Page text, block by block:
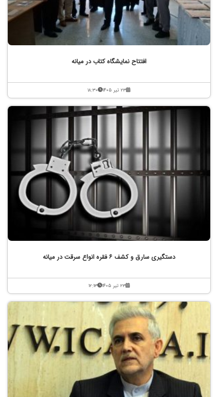
افتتاح نمایشگاه کتاب در میانه
۲۳ تیر ۱۴۰۵ ۱۸:۳۰
دستگیری سارق و کشف ۶ فقره انواع سرقت در میانه
۲۳ تیر ۱۴۰۵ ۱۲:۱۳